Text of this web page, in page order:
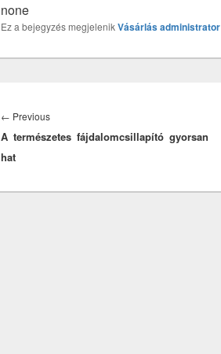
none
Ez a bejegyzés megjelenikVásárlásadministrator
navigáció
← PreviousPrevious
post:
A természetes fájdalomcsillapító gyorsan
hat